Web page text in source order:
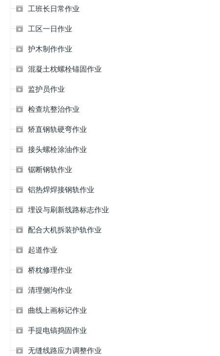
 工班长日常作业
 工区一日作业
 护木制作作业
 混凝土枕螺栓锚固作业
 监护员作业
 检查坑整治作业
 矫直钢轨硬弯作业
 接头螺栓涂油作业
 锯断钢轨作业
 铝热焊焊接钢轨作业
 埋设与刷新线路标志作业
 配合大机拆装护轨作业
 起道作业
 桥枕修理作业
 清理侧沟作业
 曲线上画标记作业
 手提电镐捣固作业
 无缝线路应力调整作业